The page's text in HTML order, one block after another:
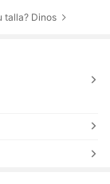
talla? Dinos